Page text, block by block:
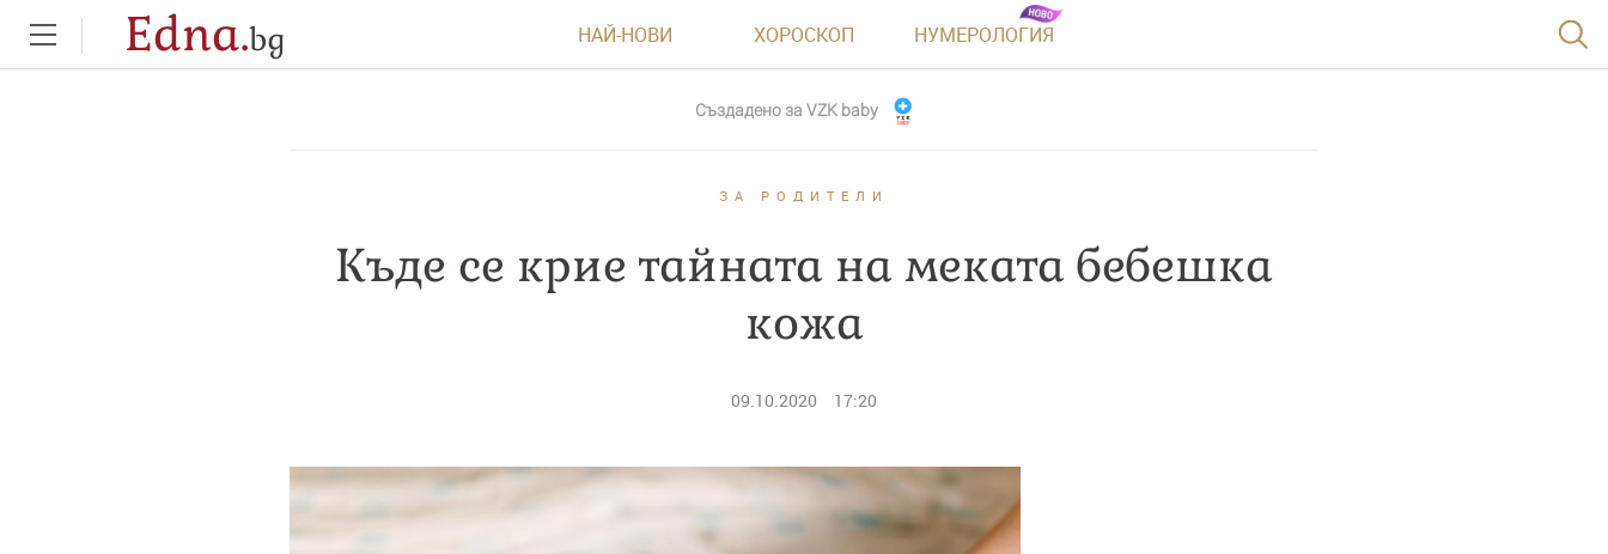
Edna.bg НАЙ-НОВИ ХОРОСКОП НУМЕРОЛОГИЯ
Създадено заVZK baby
ЗА РОДИТЕЛИ
Къде се крие тайната на меката бебешка
кожа
09.10.2020 17:20